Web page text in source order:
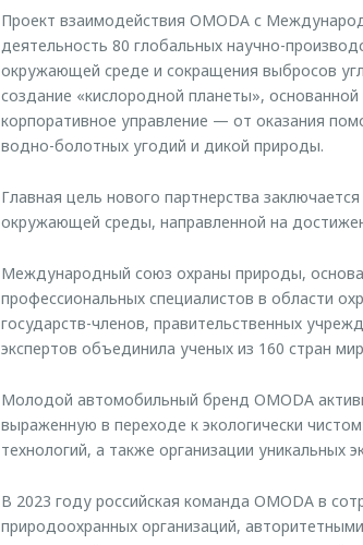
Проект взаимодействия OMODA с
деятельность 80 глобальных научно-
окружающей среде и сокращения выбросов
создание «кислородной планеты»,
корпоративное управление — от оказания
водно-болотных угодий и дикой природы.
Главная цель нового партнерства
окружающей среды, направленной на
Международный союз охраны природы,
профессиональных специалистов в области
государств-членов, правительственных
экспертов объединила ученых из 160 стран
Молодой автомобильный бренд OMODA
выраженную в переходе к экологически
технологий, а также организации уникальных
В 2023 году российская команда OMODA в
природоохранных организаций,